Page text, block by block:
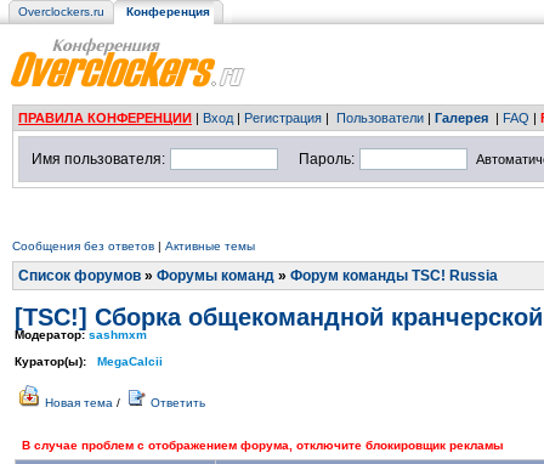
Overclockers.ru Конференция
ПРАВИЛА КОНФЕРЕНЦИИ | Вход | Регистрация | Пользователи | Галерея | FAQ |
Имя пользователя: Пароль:
Сообщения без ответов | Активные темы
Список форумов » Форумы команд » Форум команды TSC! Russia
[TSC!] Сборка общекомандной
Модератор:sashmxm
Куратор(ы): MegaCalcii
Новая тема / Ответить
В случае проблем с отображением форума, отключите блокировщик рекламы